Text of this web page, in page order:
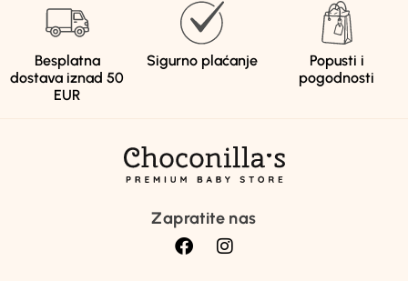
Besplatna
dostava iznad 50
EUR
Sigurno plaćanje
Popusti i
pogodnosti
Zapratite nas